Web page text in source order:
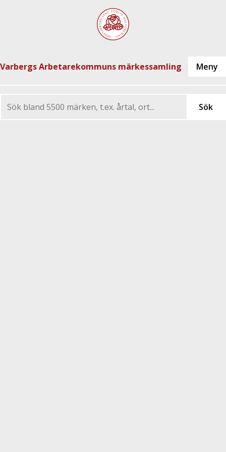
Varbergs Arbetarekommuns märkessamling